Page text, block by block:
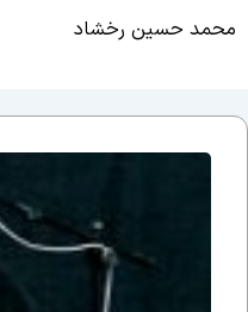
حسین رخشاد